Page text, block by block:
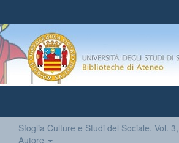
Sfoglia Culture e Studi del Sociale. Vol.
Autore